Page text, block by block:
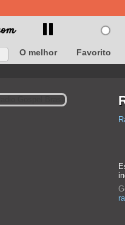
O melhor Favorito